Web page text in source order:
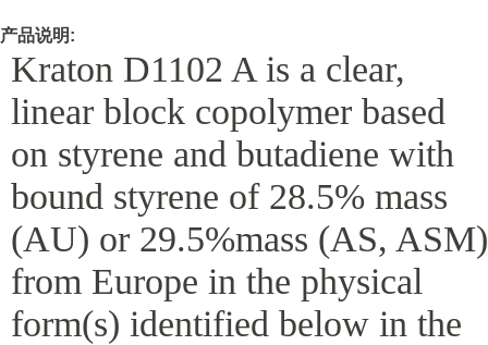
产品说明:
Kraton D1102 A is a clear,
linear block copolymer based
on styrene and butadiene with
bound styrene of 28.5% mass
(AU) or 29.5%mass (AS, ASM)
from Europe in the physical
form(s) identified below in the